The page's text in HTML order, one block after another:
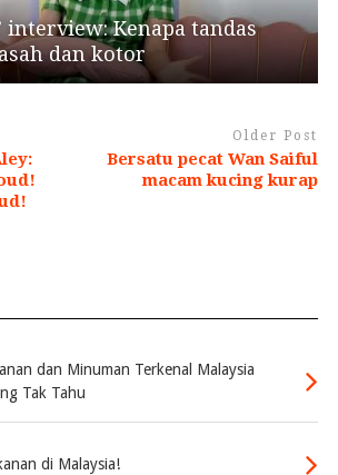
interview: Kenapa tandas
dan kotor
Older Post
Bersatu pecat Wan Saiful
macam kucing kurap
dan Minuman Terkenal Malaysia
Tak Tahu
di Malaysia!